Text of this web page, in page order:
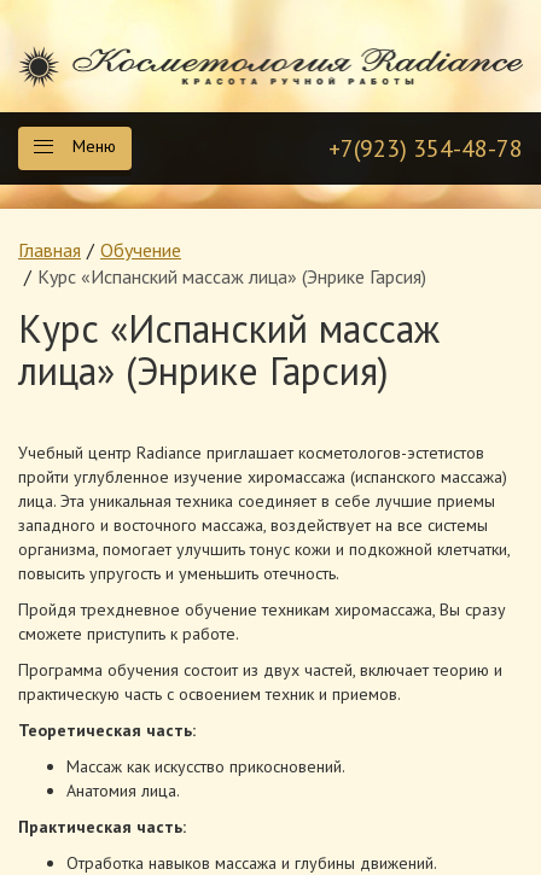
Меню +7(923) 354-48-78
Главная
Обучение
Курс «Испанский массаж лица» (Энрике Гарсия)
Курс «Испанский массаж
лица» (Энрике Гарсия)
Учебный центр Radiance приглашает косметологов-эстетистов
пройти углубленное изучение хиромассажа (испанского массажа)
лица. Эта уникальная техника соединяет в себе лучшие приемы
западного и восточного массажа, воздействует на все системы
организма, помогает улучшить тонус кожи и подкожной клетчатки,
повысить упругость и уменьшить отечность.
Пройдя трехдневное обучение техникам хиромассажа, Вы сразу
сможете приступить к работе.
Программа обучения состоит из двух частей, включает теорию и
практическую часть с освоением техник и приемов.
Теоретическая часть:
Массаж как искусство прикосновений.
Анатомия лица.
Практическая часть:
Отработка навыков массажа и глубины движений.